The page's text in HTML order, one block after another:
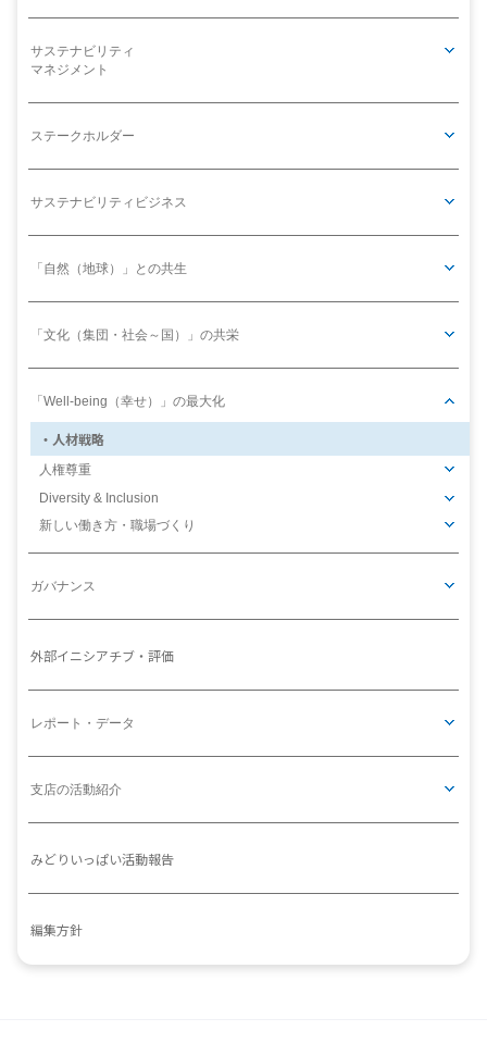
サステナビリティ
マネジメント
ステークホルダー
サステナビリティビジネス
「自然（地球）」との共生
「文化（集団・社会～国）」の共栄
「Well-being（幸せ）」の最大化
人材戦略
人権尊重
Diversity & Inclusion
新しい働き方・職場づくり
ガバナンス
外部イニシアチブ・評価
レポート・データ
支店の活動紹介
みどりいっぱい活動報告
編集方針